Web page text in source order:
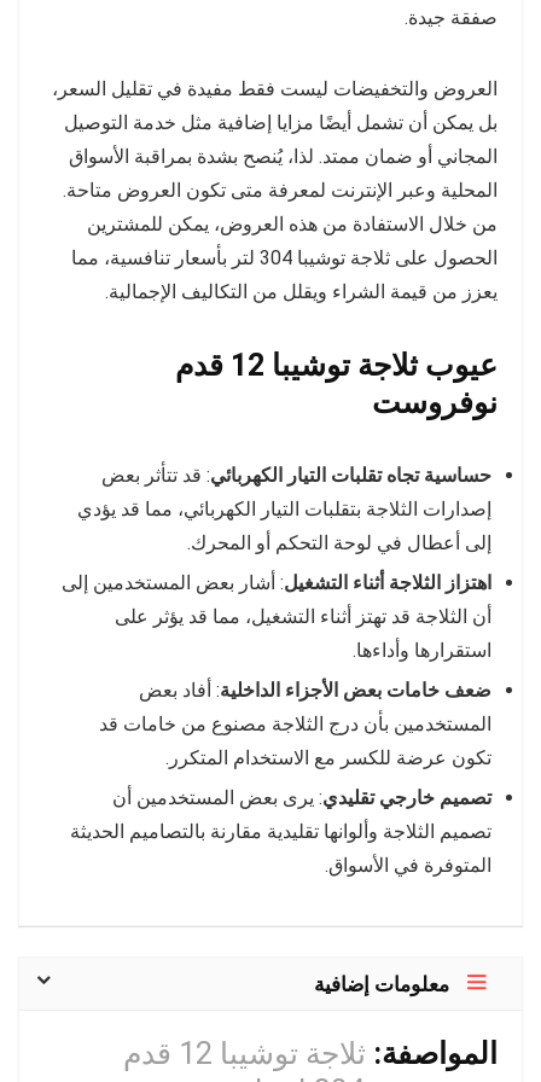
صفقة جيدة.
العروض والتخفيضات ليست فقط مفيدة في تقليل السعر،
بل يمكن أن تشمل أيضًا مزايا إضافية مثل خدمة التوصيل
المجاني أو ضمان ممتد. لذا، يُنصح بشدة بمراقبة الأسواق
المحلية وعبر الإنترنت لمعرفة متى تكون العروض متاحة.
من خلال الاستفادة من هذه العروض، يمكن للمشترين
الحصول على ثلاجة توشيبا 304 لتر بأسعار تنافسية، مما
يعزز من قيمة الشراء ويقلل من التكاليف الإجمالية.
عيوب ثلاجة توشيبا 12 قدم
نوفروست
حساسية تجاه تقلبات التيار الكهربائي: قد تتأثر بعض
إصدارات الثلاجة بتقلبات التيار الكهربائي، مما قد يؤدي
إلى أعطال في لوحة التحكم أو المحرك.
اهتزاز الثلاجة أثناء التشغيل: أشار بعض المستخدمين إلى
أن الثلاجة قد تهتز أثناء التشغيل، مما قد يؤثر على
استقرارها وأداءها.
ضعف خامات بعض الأجزاء الداخلية: أفاد بعض
المستخدمين بأن درج الثلاجة مصنوع من خامات قد
تكون عرضة للكسر مع الاستخدام المتكرر.
تصميم خارجي تقليدي: يرى بعض المستخدمين أن
تصميم الثلاجة وألوانها تقليدية مقارنة بالتصاميم الحديثة
المتوفرة في الأسواق.
معلومات إضافية
المواصفة:
ثلاجة توشيبا 12 قدم